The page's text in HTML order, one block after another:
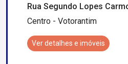
Rua Segundo Lopes
Centro - Votorantim
Ver detalhes e imóveis